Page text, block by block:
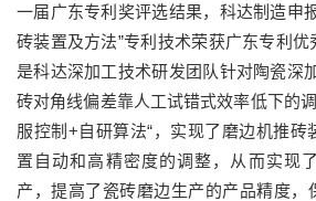
一届广东专利奖评选结果，科达制造申
砖装置及方法”专利技术荣获广东专利优
是科达深加工技术研发团队针对陶瓷深
砖对角线偏差靠人工试错式效率低下的
服控制+自研算法“，实现了磨边机推砖
置自动和高精密度的调整，从而实现
产，提高了瓷砖磨边生产的产品精度，